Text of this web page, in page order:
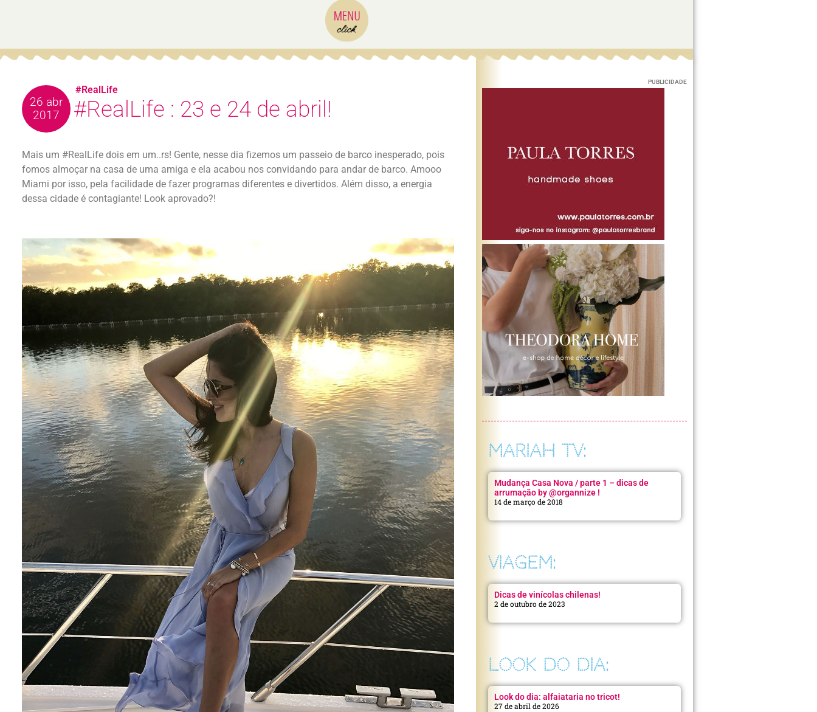
26 abr
2017
#RealLife : 23 e 24 de abril!
Mais um #RealLife dois em um..rs! Gente, nesse dia fizemos um passeio de barco inesperado, pois
fomos almoçar na casa de uma amiga e ela acabou nos convidando para andar de barco. Amooo
Miami por isso, pela facilidade de fazer programas diferentes e divertidos. Além disso, a energia
dessa cidade é contagiante! Look aprovado?!
#RealLife
PUBLICIDADE
MARIAH TV:
Mudança Casa Nova / parte 1 – dicas de
arrumação by @organnize !
14 de março de 2018
VIAGEM:
Dicas de vinícolas chilenas!
2 de outubro de 2023
LOOK DO DIA:
Look do dia: alfaiataria no tricot!
27 de abril de 2026